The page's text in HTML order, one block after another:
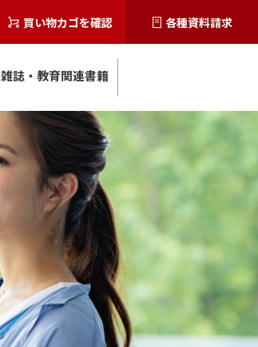
買い物カゴを確認 各種資料請求
雑誌・教育関連書籍